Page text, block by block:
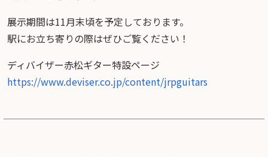
展示期間は11月末頃を予定しております。
駅にお立ち寄りの際はぜひご覧ください！
ディバイザー赤松ギター特設ページ
https://www.deviser.co.jp/content/jrpguitars